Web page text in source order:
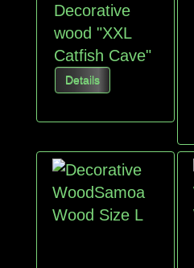
Decorative
wood "XXL
Catfish Cave"
Details